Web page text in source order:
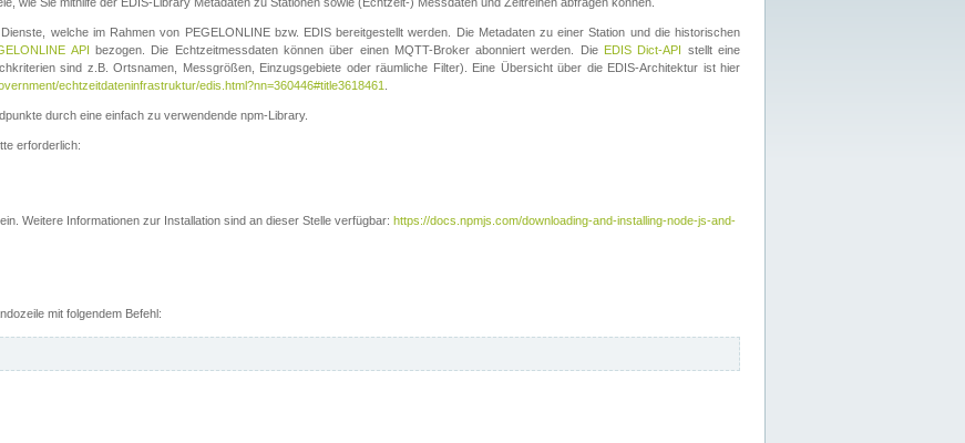
welche im Rahmen von PEGELONLINE bzw. EDIS bereitgestellt werden. Die Metadaten zu einer Station und die historischen
API bezogen. Die Echtzeitmessdaten können über einen MQTT-Broker abonniert werden. Die EDIS Dict-API stellt eine
sind z.B. Ortsnamen, Messgrößen, Einzugsgebiete oder räumliche Filter). Eine Übersicht über die EDIS-Architektur ist hier
echtzeitdateninfrastruktur/edis.html?nn=360446#title3618461
durch eine einfach zu verwendende npm-Library.
erforderlich:
Weitere Informationen zur Installation sind an dieser Stelle verfügbar: https://docs.npmjs.com/downloading-and-installing-node-js-and-
mit folgendem Befehl: